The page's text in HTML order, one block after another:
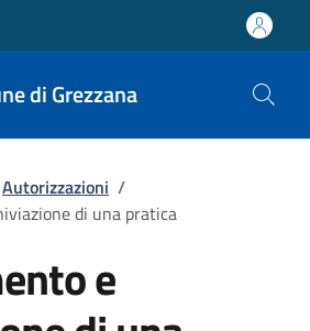
di Grezzana
Autorizzazioni /
di una pratica
e